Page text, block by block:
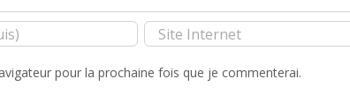
pour la prochaine fois que je commenterai.